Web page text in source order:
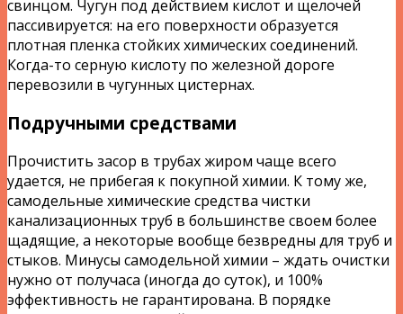
свинцом. Чугун под действием кислот и щелочей
пассивируется: на его поверхности образуется
плотная пленка стойких химических соединений.
Когда-то серную кислоту по железной дороге
перевозили в чугунных цистернах.
Подручными средствами
Прочистить засор в трубах жиром чаще всего
удается, не прибегая к покупной химии. К тому же,
самодельные химические средства чистки
канализационных труб в большинстве своем более
щадящие, а некоторые вообще безвредны для труб и
стыков. Минусы самодельной химии – ждать очистки
нужно от получаса (иногда до суток), и 100%
эффективность не гарантирована. В порядке